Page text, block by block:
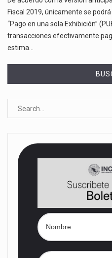
Fiscal 2019, únicamente se
“Pago en una sola Exhibición”
transacciones efectivamente
estima…